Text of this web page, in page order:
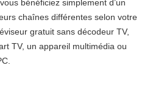
bénéficiez simplement d’un
chaînes différentes selon votre
gratuit sans décodeur TV,
TV, un appareil multimédia ou